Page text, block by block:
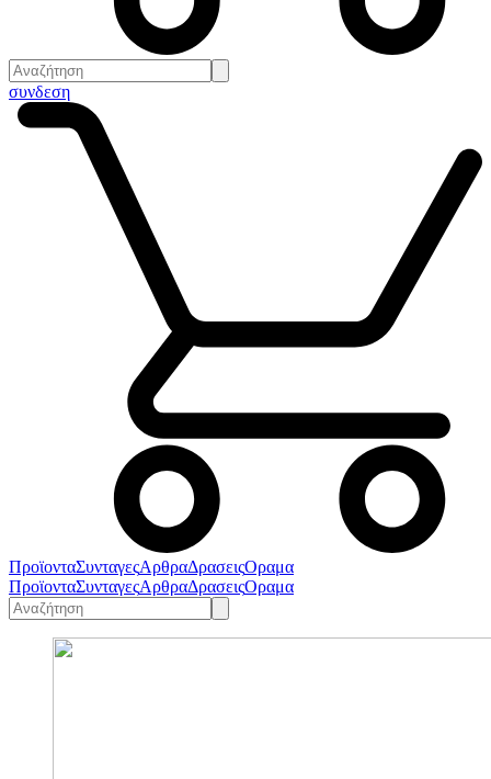
συνδεση
ΠροϊονταΣυνταγεςΑρθραΔρασειςΟραμα
ΠροϊονταΣυνταγεςΑρθραΔρασειςΟραμα